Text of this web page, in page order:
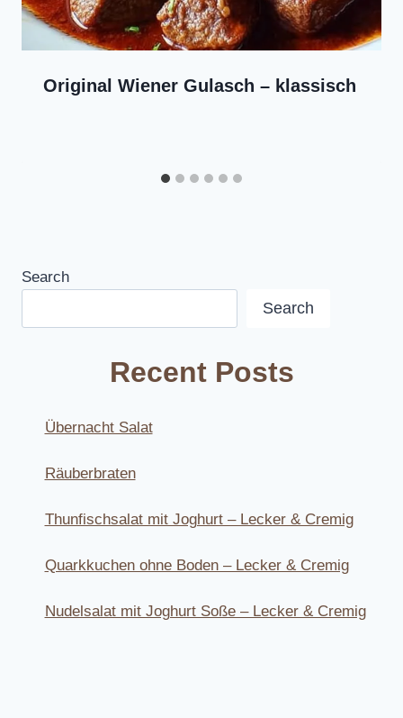
Original Wiener Gulasch – klassisch
Search
Search
Recent Posts
Übernacht Salat
Räuberbraten
Thunfischsalat mit Joghurt – Lecker & Cremig
Quarkkuchen ohne Boden – Lecker & Cremig
Nudelsalat mit Joghurt Soße – Lecker & Cremig